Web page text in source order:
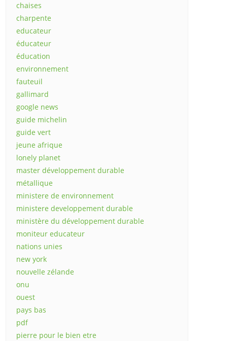
chaises
charpente
educateur
éducateur
éducation
environnement
fauteuil
gallimard
google news
guide michelin
guide vert
jeune afrique
lonely planet
master développement durable
métallique
ministere de environnement
ministere developpement durable
ministère du développement durable
moniteur educateur
nations unies
new york
nouvelle zélande
onu
ouest
pays bas
pdf
pierre pour le bien etre